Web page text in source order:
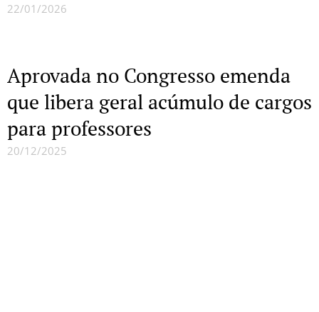
22/01/2026
Aprovada no Congresso emenda
que libera geral acúmulo de cargos
para professores
20/12/2025